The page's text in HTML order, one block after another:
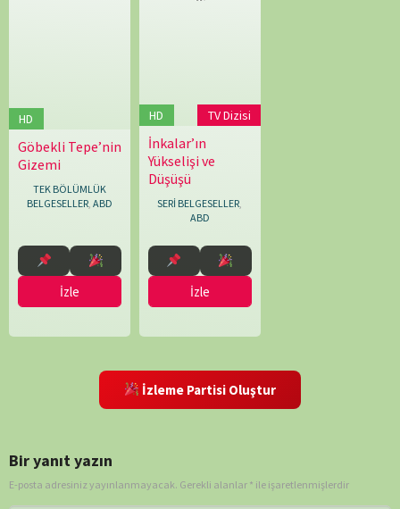
HD
Göbekli Tepe’nin
Gizemi
TEK BÖLÜMLÜK
BELGESELLER, ABD
25.02.2026
Simon
Rawles
İzle
HD TV Dizisi
İnkalar’ın
Yükselişi ve
Düşüşü
SERİ BELGESELLER
ABD
14.12.2025
Thibaud
Marchand
İzle
İzleme Partisi Oluştur
Bir yanıt yazın
E-posta adresiniz yayınlanmayacak. Gerekli alanlar * ile işaretlenmişlerdir